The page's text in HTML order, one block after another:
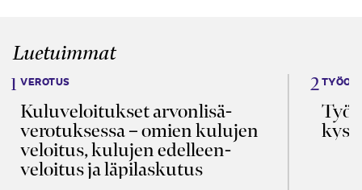
Luetuimmat
VEROTUS
Kulu­veloitukset arvon­lisä­
verotuksessa – omien kulujen
veloitus, kulujen edelleen­
veloitus ja läpi­laskutus